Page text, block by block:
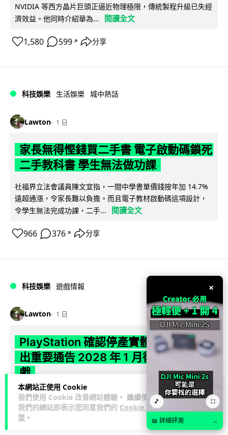
本網站正使用 Cookie
我們使用 Cookie 改善網站體驗。 繼續使用
我們的網站即表示您同意我們的 Cookie 政
策 。
NVIDIA 等西方晶片巨頭正逼近物理極限，傳統製程升級已失經
濟效益。他同時介紹華為...
閱讀全文
1,580 599 ↗ 分享
科技娛樂 生活娛樂 城中熱話
Lawton 1 日
家長無得慳錢買二手書 電子啟動碼鎖死
二手教科書 學生無法做功課
社福界立法會議員陳文宜指，一間中學書單價錢按年加 14.7%
遠超通漲，令家長難以負擔。而且電子教材啟動碼這項設計，
令學生無法完成功課，二手...
閱讀全文
966 376 ↗ 分享
科技娛樂 遊戲情報
Lawton 1 日
PlayStation 確認停產實體光碟 包裝印
出重要通告 2028 年 1 月後不出光碟遊
戲
Sony 已在 PS5 主機包裝加貼提示貼紙，重申官方 7 月已公布
計劃：2028 年 1 月起停產新遊戲實體光碟。分析師預期 PS6
因此...
×
🎵 ⛶
📖 詳細評測 →